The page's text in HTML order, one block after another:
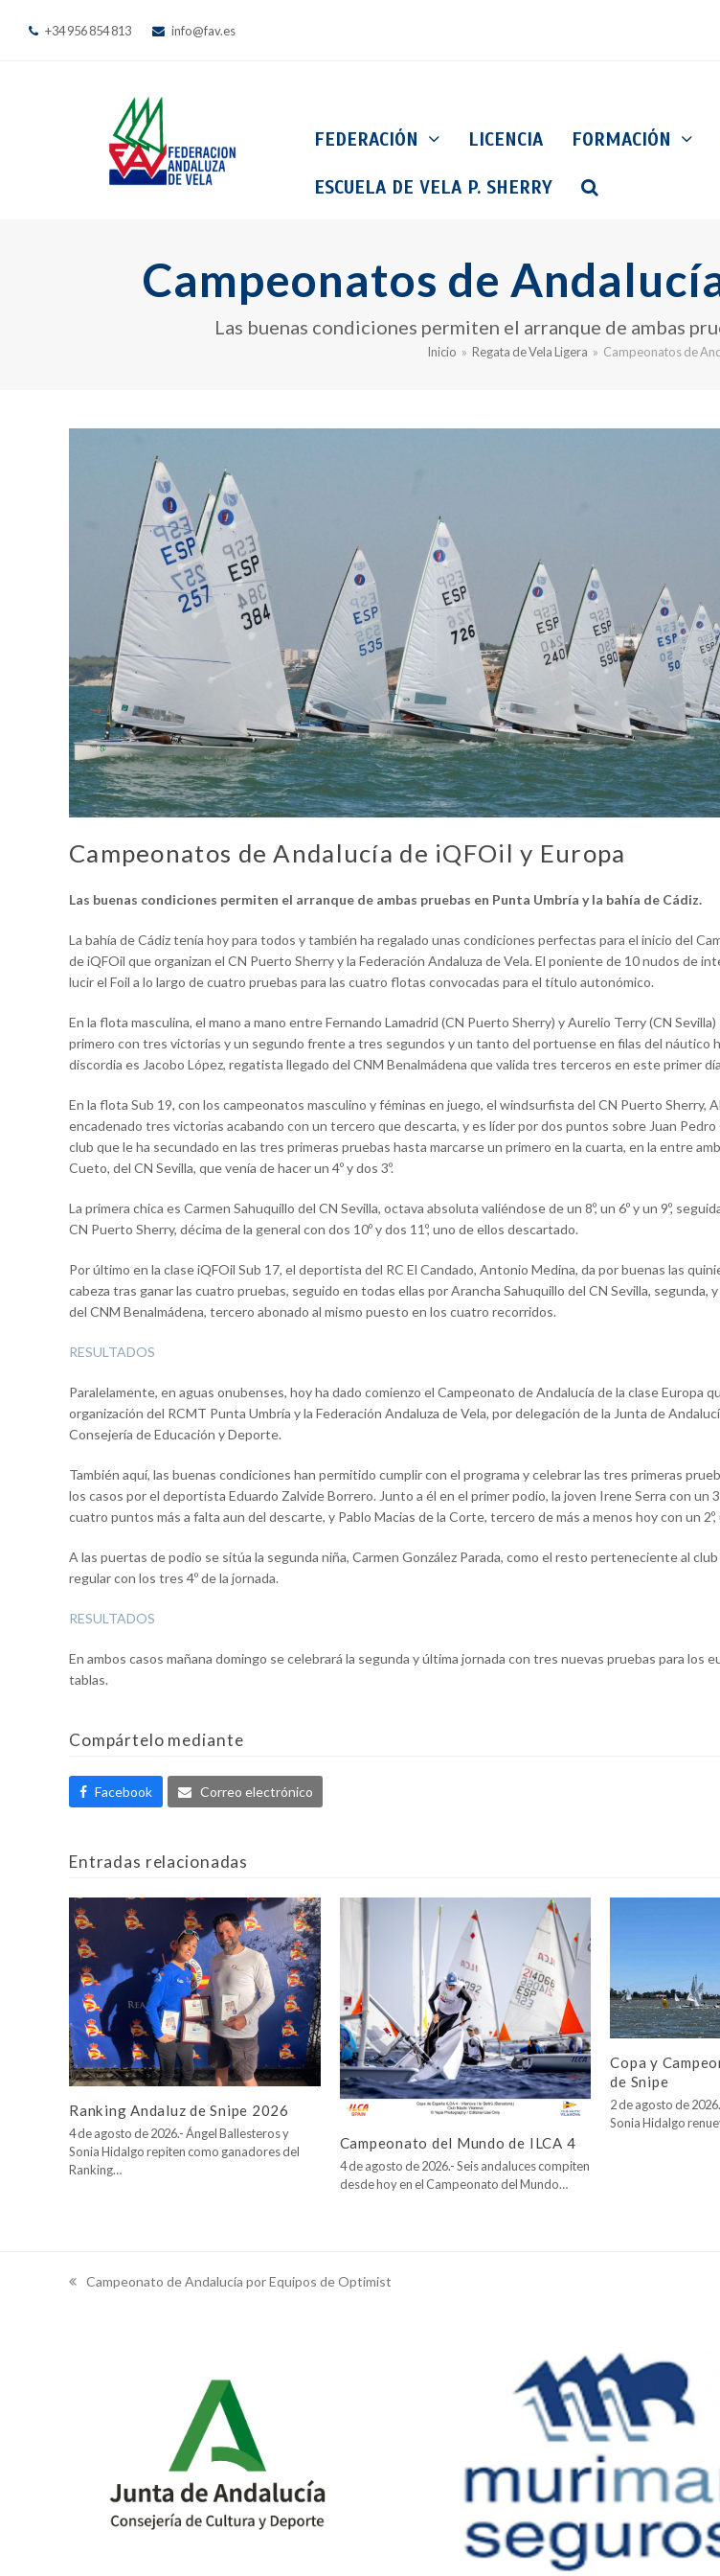
+34 956 854 813 info@fav.es
FEDERACIÓN LICENCIA FORMACIÓN
ESCUELA DE VELA P. SHERRY
Campeonatos de
Las buenas condiciones permiten el arranque de ambas
Inicio » Regata de Vela Ligera » Campeonatos de
Campeonatos de Andalucía de iQFOil y Europa
Las buenas condiciones permiten el arranque de ambas pruebas en Punta Umbría y la bahía de Cádiz.
La bahía de Cádiz tenía hoy para todos y también ha regalado unas condiciones perfectas para el inicio del
de iQFOil que organizan el CN Puerto Sherry y la Federación Andaluza de Vela. El poniente de 10 nudos de
lucir el Foil a lo largo de cuatro pruebas para las cuatro flotas convocadas para el título autonómico.
En la flota masculina, el mano a mano entre Fernando Lamadrid (CN Puerto Sherry) y Aurelio Terry (CN
primero con tres victorias y un segundo frente a tres segundos y un tanto del portuense en filas del náutico
discordia es Jacobo López, regatista llegado del CNM Benalmádena que valida tres terceros en este primer
En la flota Sub 19, con los campeonatos masculino y féminas en juego, el windsurfista del CN Puerto Sherry,
encadenado tres victorias acabando con un tercero que descarta, y es líder por dos puntos sobre Juan Pedro
club que le ha secundado en las tres primeras pruebas hasta marcarse un primero en la cuarta, en la entre
Cueto, del CN Sevilla, que venía de hacer un 4º y dos 3º.
La primera chica es Carmen Sahuquillo del CN Sevilla, octava absoluta valiéndose de un 8º, un 6º y un 9º,
CN Puerto Sherry, décima de la general con dos 10º y dos 11º, uno de ellos descartado.
Por último en la clase iQFOil Sub 17, el deportista del RC El Candado, Antonio Medina, da por buenas las
cabeza tras ganar las cuatro pruebas, seguido en todas ellas por Arancha Sahuquillo del CN Sevilla, segunda,
del CNM Benalmádena, tercero abonado al mismo puesto en los cuatro recorridos.
RESULTADOS
Paralelamente, en aguas onubenses, hoy ha dado comienzo el Campeonato de Andalucía de la clase Europa
organización del RCMT Punta Umbría y la Federación Andaluza de Vela, por delegación de la Junta de
Consejería de Educación y Deporte.
También aquí, las buenas condiciones han permitido cumplir con el programa y celebrar las tres primeras
los casos por el deportista Eduardo Zalvide Borrero. Junto a él en el primer podio, la joven Irene Serra con un
cuatro puntos más a falta aun del descarte, y Pablo Macias de la Corte, tercero de más a menos hoy con un 2º,
A las puertas de podio se sitúa la segunda niña, Carmen González Parada, como el resto perteneciente al
regular con los tres 4º de la jornada.
RESULTADOS
En ambos casos mañana domingo se celebrará la segunda y última jornada con tres nuevas pruebas para los
tablas.
Compártelo mediante
Facebook Correo electrónico
Entradas relacionadas
Ranking Andaluz de Snipe 2026
4 de agosto de 2026.- Ángel Ballesteros y
Sonia Hidalgo repiten como ganadores del
Ranking…
Campeonato del Mundo de ILCA 4
4 de agosto de 2026.- Seis andaluces compiten
desde hoy en el Campeonato del Mundo…
Copa y
de Snipe
2 de agosto de
Sonia Hidalgo
previous
Campeonato de Andalucía por Equipos de Optimist